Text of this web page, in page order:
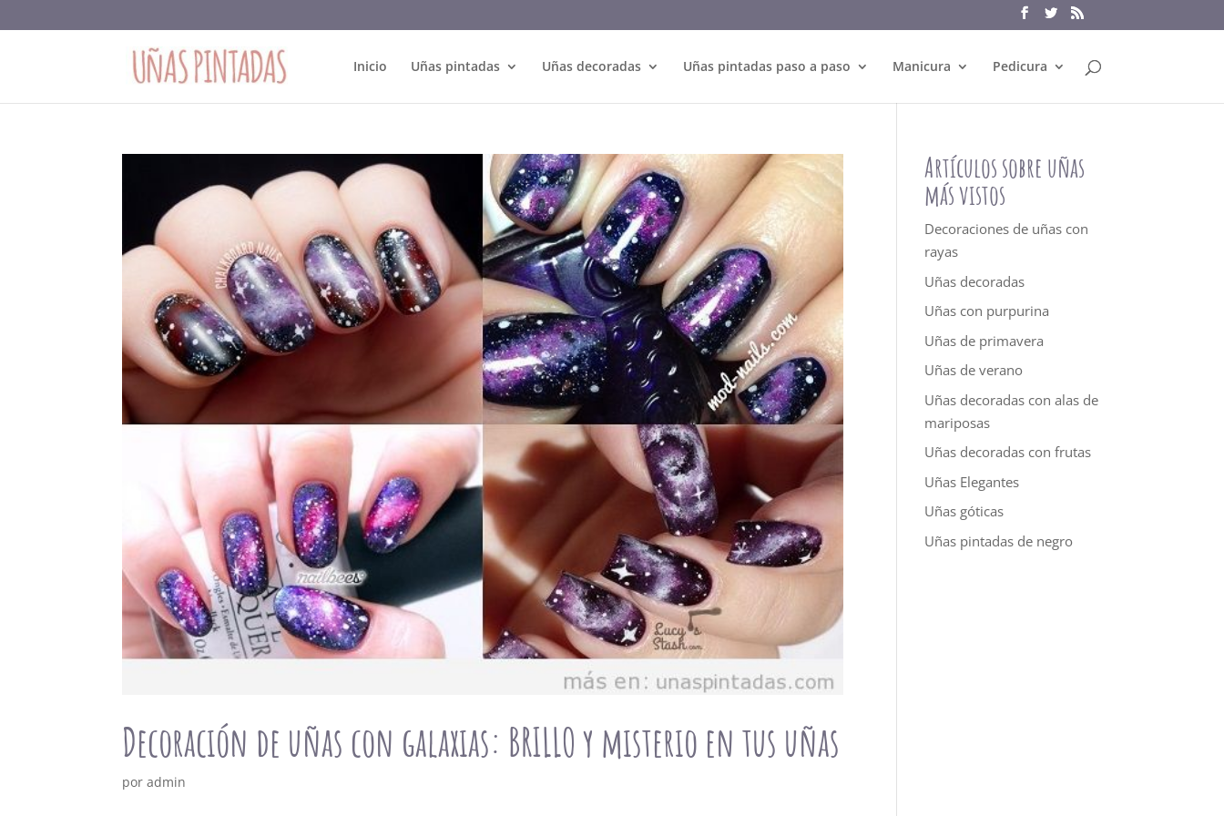
Inicio Uñas pintadas Uñas decoradas Uñas pintadas paso a paso Manicura Pedicura
Decoración de uñas con galaxias: BRILLO y misterio en tus uñas
poradmin
Artículos sobre uñas
más vistos
Decoraciones de uñas con
rayas
Uñas decoradas
Uñas con purpurina
Uñas de primavera
Uñas de verano
Uñas decoradas con alas de
mariposas
Uñas decoradas con frutas
Uñas Elegantes
Uñas góticas
Uñas pintadas de negro